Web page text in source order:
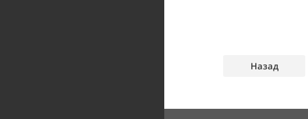
Назад